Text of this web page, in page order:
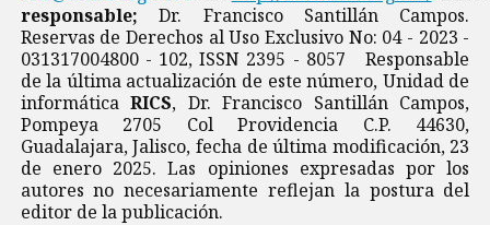
responsable; Dr. Francisco Santillán Campos.
Reservas de Derechos al Uso Exclusivo No: 04 - 2023 -
031317004800 - 102, ISSN 2395 - 8057 Responsable
de la última actualización de este número, Unidad de
informáticaRICS, Dr. Francisco Santillán Campos,
Pompeya 2705 Col Providencia C.P. 44630,
Guadalajara, Jalisco, fecha de última modificación, 23
de enero 2025. Las opiniones expresadas por los
autores no necesariamente reflejan la postura del
editor de la publicación.